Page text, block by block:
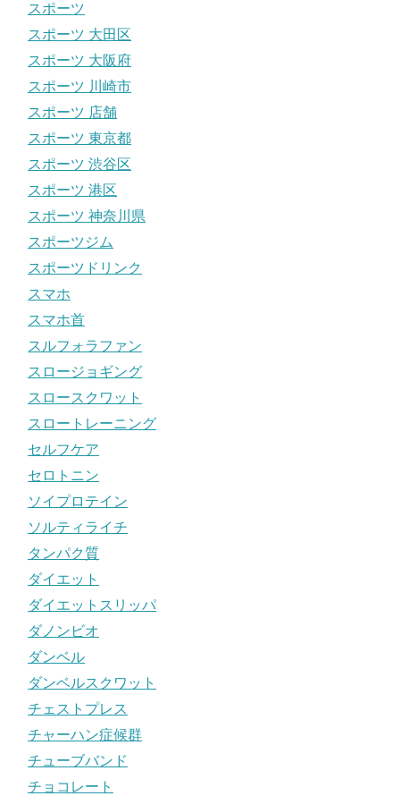
スポーツ
スポーツ 大田区
スポーツ 大阪府
スポーツ 川崎市
スポーツ 店舗
スポーツ 東京都
スポーツ 渋谷区
スポーツ 港区
スポーツ 神奈川県
スポーツジム
スポーツドリンク
スマホ
スマホ首
スルフォラファン
スロージョギング
スロースクワット
スロートレーニング
セルフケア
セロトニン
ソイプロテイン
ソルティライチ
タンパク質
ダイエット
ダイエットスリッパ
ダノンビオ
ダンベル
ダンベルスクワット
チェストプレス
チャーハン症候群
チューブバンド
チョコレート